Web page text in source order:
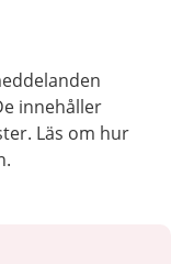
innehåller
Läs om hur